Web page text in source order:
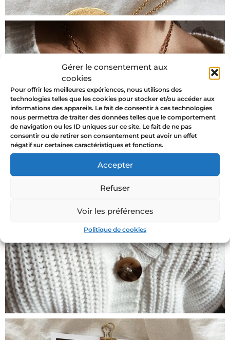
Gérer le consentement aux
cookies
Pour offrir les meilleures expériences, nous utilisons des
technologies telles que les cookies pour stocker et/ou accéder aux
informations des appareils. Le fait de consentir à ces technologies
nous permettra de traiter des données telles que le comportement
de navigation ou les ID uniques sur ce site. Le fait de ne pas
consentir ou de retirer son consentement peut avoir un effet
négatif sur certaines caractéristiques et fonctions.
Accepter
Refuser
Voir les préférences
Politique de cookies